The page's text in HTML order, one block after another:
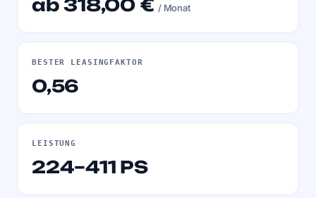
ab 318,00 €/ Monat
BESTER LEASINGFAKTOR
0,56
LEISTUNG
224–411 PS